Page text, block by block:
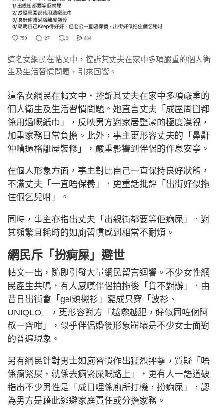
這名女網民在帖文中，控訴其丈夫在家中多項嚴重的個人衛
生及生活習慣問題，引來回響。
這名女網民在帖文中，控訴其丈夫在家中多項嚴重的
個人衛生及生活習慣問題。她直言丈夫「成屋周圍都
係用過嘅紙巾」，反映男方對家居整潔的極度漠視，
加重家務日常負擔。此外，事主更形容丈夫的「鼻鼾
仲嘈過格離屋裝修」，嚴重影響到伴侶的作息安寧。
在個人形象方面，事主對比自己一直保持良好狀態，
不滿丈夫「一直唔保養」，更重話批評「出街好似拖
住個乞兒咁」。
同時，事主亦指出丈夫「出親街都要等佢痾屎」，對
其頻繁且耗時的如廁習慣感到相當不耐煩。
網民斥「扮痾屎」避世
帖文一出，隨即引發大量網民留言迴響。不少女性網
民產生共鳴，有人感嘆伴侶拍拖後「貨不對辦」，由
昔日出街會「gel頭襯衫」變成只穿「波衫、
UNIQLO」，更形容對方「越嚟越肥，好似同咗個阿
叔一齊咁」，似乎伴侶婚後形象崩壞是不少女士面對
的普遍現象。
另有網民針對男士如廁習慣作出猛烈抨擊，質疑「唔
係痾緊屎，就係去痾緊屎嘅路上」，更有人一語道破
指出不少男性是「成日哩係廁所打機，扮痾屎」，認
為男方是藉此逃避家庭責任或分擔家務。